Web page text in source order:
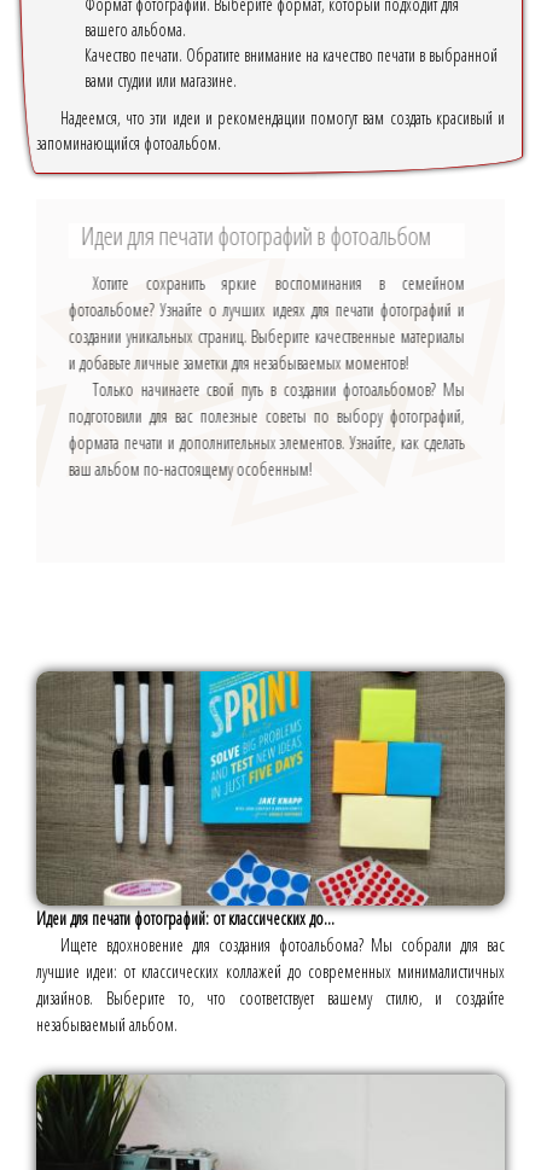
вашего альбома.
Качество печати. Обратите внимание на качество печати в выбранной
вами студии или магазине.
Надеемся, что эти идеи и рекомендации помогут вам создать красивый и
запоминающийся фотоальбом.
Идеи для печати фотографий в фотоальбом
Хотите сохранить яркие воспоминания в семейном
фотоальбоме? Узнайте о лучших идеях для печати фотографий и
создании уникальных страниц. Выберите качественные материалы
и добавьте личные заметки для незабываемых моментов!
Только начинаете свой путь в создании фотоальбомов? Мы
подготовили для вас полезные советы по выбору фотографий,
формата печати и дополнительных элементов. Узнайте, как сделать
ваш альбом по-настоящему особенным!
Идеи для печати фотографий: от классических до...
Ищете вдохновение для создания фотоальбома? Мы собрали для вас
лучшие идеи: от классических коллажей до современных минималистичных
дизайнов. Выберите то, что соответствует вашему стилю, и создайте
незабываемый альбом.